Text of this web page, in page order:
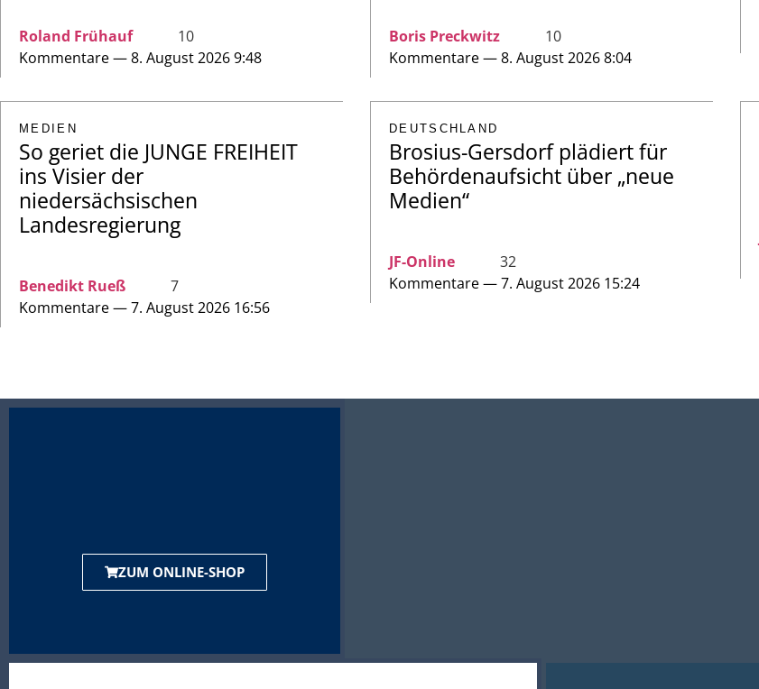
Roland Frühauf
10
Kommentare — 8. August 2026 9:48
Boris Preckwitz
10
Kommentare — 8. August 2026 8:04
MEDIEN
So geriet die JUNGE FREIHEIT
ins Visier der
niedersächsischen
Landesregierung
Benedikt Rueß
7
Kommentare — 7. August 2026 16:56
DEUTSCHLAND
Brosius-Gersdorf plädiert für
Behördenaufsicht über „neue
Medien“
JF-Online
32
Kommentare — 7. August 2026 15:24
ZUM ONLINE-SHOP